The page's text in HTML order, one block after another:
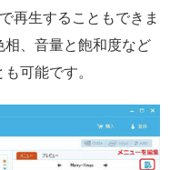
再生することもできま
、音量と飽和度など
可能です。